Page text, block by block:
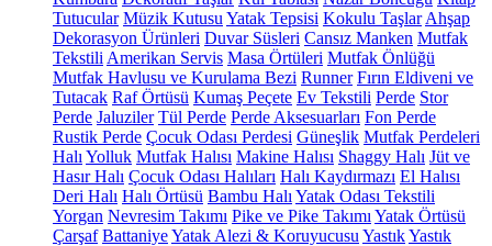
Tutucular Müzik Kutusu Yatak Tepsisi Kokulu Taşlar Ahşap
Dekorasyon Ürünleri Duvar Süsleri Cansız Manken Mutfak
Tekstili Amerikan Servis Masa Örtüleri Mutfak Önlüğü
Mutfak Havlusu ve Kurulama Bezi Runner Fırın Eldiveni ve
Tutacak Raf Örtüsü Kumaş Peçete Ev Tekstili Perde Stor
Perde Jaluziler Tül Perde Perde Aksesuarları Fon Perde
Rustik Perde Çocuk Odası Perdesi Güneşlik Mutfak Perdeleri
Halı Yolluk Mutfak Halısı Makine Halısı Shaggy Halı Jüt ve
Hasır Halı Çocuk Odası Halıları Halı Kaydırmazı El Halısı
Deri Halı Halı Örtüsü Bambu Halı Yatak Odası Tekstili
Yorgan Nevresim Takımı Pike ve Pike Takımı Yatak Örtüsü
Çarşaf BattaniyeYatak Alezi & Koruyucusu YastıkYastık